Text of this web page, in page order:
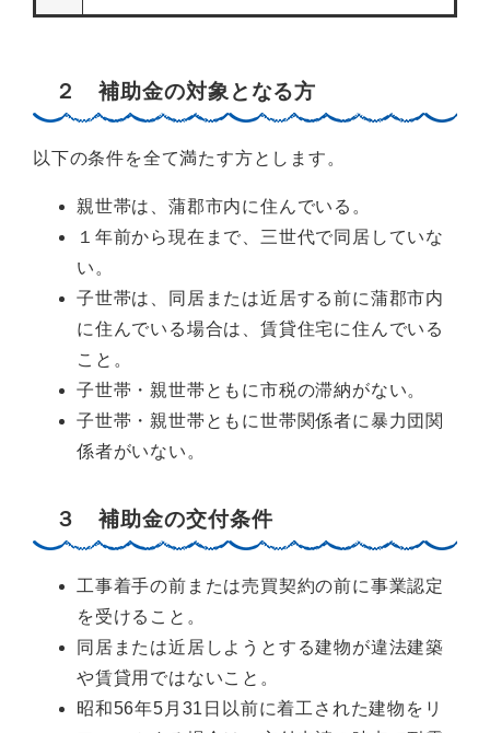
２ 補助金の対象となる方
以下の条件を全て満たす方とします。
親世帯は、蒲郡市内に住んでいる。
１年前から現在まで、三世代で同居していな
い。
子世帯は、同居または近居する前に蒲郡市内
に住んでいる場合は、賃貸住宅に住んでいる
こと。
子世帯・親世帯ともに市税の滞納がない。
子世帯・親世帯ともに世帯関係者に暴力団関
係者がいない。
３ 補助金の交付条件
工事着手の前または売買契約の前に事業認定
を受けること。
同居または近居しようとする建物が違法建築
や賃貸用ではないこと。
昭和56年5月31日以前に着工された建物をリ